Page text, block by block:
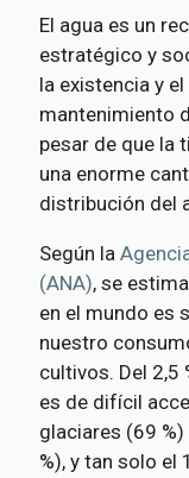
El agua es un
estratégico y
la existencia y
mantenimiento
pesar de que la
una enorme
distribución del
Según la
(ANA), se
en el mundo es
nuestro
cultivos. Del 2,5
es de difícil
glaciares (69
%), y tan solo el